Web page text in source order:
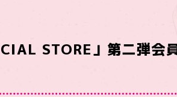
STORE」第二弾会